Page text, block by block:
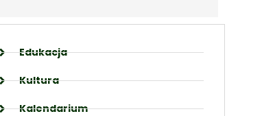
Edukacja
Kultura
Kalendarium